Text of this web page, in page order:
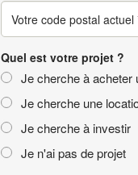
Quel est votre projet ?
Je cherche à acheter
Je cherche une
Je cherche à investir
Je n'ai pas de projet